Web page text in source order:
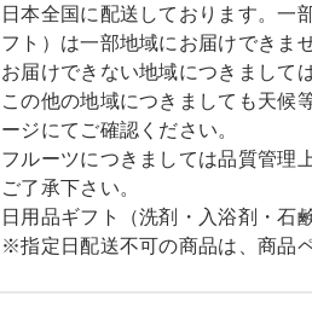
日本全国に配送しております。一
フト）は一部地域にお届けできま
お届けできない地域につきまして
この他の地域につきましても天候
ージにてご確認ください。
フルーツにつきましては品質管理
ご了承下さい。
日用品ギフト（洗剤・入浴剤・石
※指定日配送不可の商品は、商品